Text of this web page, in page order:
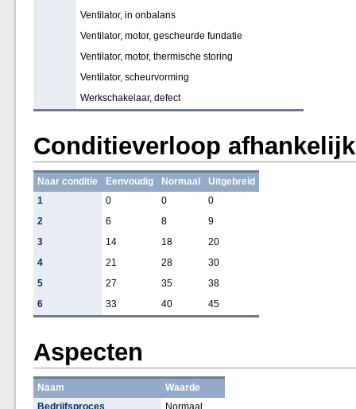
Ventilator, in onbalans
Ventilator, motor, gescheurde fundatie
Ventilator, motor, thermische storing
Ventilator, scheurvorming
Werkschakelaar, defect
Conditieverloop
Naar conditie Eenvoudig Normaal
Uitgebreid
1
0 0
0
2
6 8
9
3
14 18
20
4
21 28
30
5
27 35
38
6
33 40 45
Aspecten
Naam
Waarde
Bedrijfsproces
Normaal